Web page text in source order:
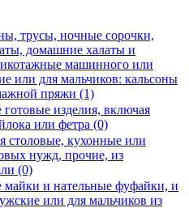
трусы, ночные сорочки,
домашние халаты и
машинного или
или для мальчиков: кальсоны
пряжи (1)
изделия, включая
или фетра (0)
столовые, кухонные или
нужд, прочие, из
(0)
майки и нательные фуфайки, и
или для мальчиков из